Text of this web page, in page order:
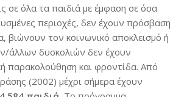
σε όλα τα παιδιά με έμφαση σε όσα
περιοχές, δεν έχουν πρόσβαση
βιώνουν τον κοινωνικό αποκλεισμό ή
άλλων δυσκολιών δεν έχουν
παρακολούθηση και φροντίδα. Από
(2002) μέχρι σήμερα έχουν